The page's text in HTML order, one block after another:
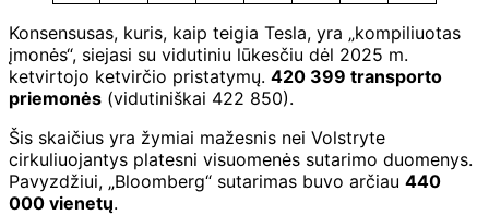
Konsensusas, kuris, kaip teigia Tesla, yra „kompiliuotas
įmonės“, siejasi su vidutiniu lūkesčiu dėl 2025 m.
ketvirtojo ketvirčio pristatymų. 420 399 transporto
priemonės (vidutiniškai 422 850).
Šis skaičius yra žymiai mažesnis nei Volstryte
cirkuliuojantys platesni visuomenės sutarimo duomenys.
Pavyzdžiui, „Bloomberg“ sutarimas buvo arčiau 440
000 vienetų.